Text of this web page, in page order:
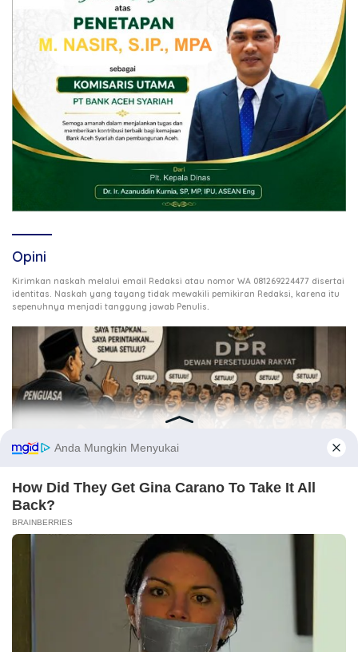
Opini
Kirimkan naskah melalui email Redaksi atau nomor WA 081269224477 disertai
identitas. Naskah yang tayang tidak mewakili pemikiran Redaksi, karena itu
sepenuhnya menjadi tanggung jawab Penulis.
3 Agustus 2026
Ketika DPR Kehilangan Daya Kontrol, Siapa Mengawasi
Tiga Agenda Penentu Masa Depan Aceh
Renja Aceh Besar 2027; Saatnya Berpihak pada Ekonomi